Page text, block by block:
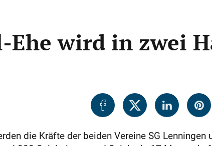
Ehe wird in zwei
die Kräfte der beiden Vereine SG